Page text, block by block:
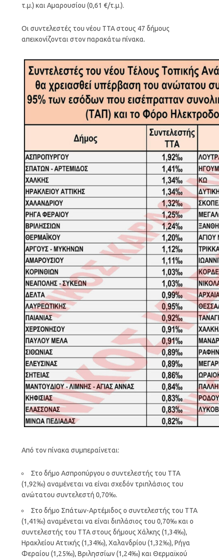
τ.μ.) και Αμαρουσίου (0,61 €/τ.μ.).
Οι συντελεστές του νέου ΤΤΑ στους 47 δήμους
απεικονίζονται στον παρακάτω πίνακα.
Από τον πίνακα συμπεραίνεται:
Στο δήμο Ασπροπύργου ο συντελεστής του ΤΤΑ
(1,92‰) αναμένεται να είναι σχεδόν τριπλάσιος του
ανώτατου συντελεστή 0,70‰.
Στο δήμο Σπάτων-Αρτέμιδος ο συντελεστής του ΤΤΑ
(1,41‰) αναμένεται να είναι διπλάσιος του 0,70‰ και ο
συντελεστής του ΤΤΑ στους δήμους Χάλκης (1,34‰),
Ηρακλείου Αττικής (1,34‰), Χαλανδρίου (1,32‰), Ρήγα
Φεραίου (1,25‰), Βριλησσίων (1,24‰) και Θερμαϊκού